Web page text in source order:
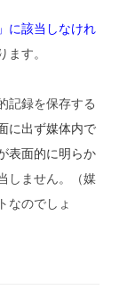
に該当しなけれ
ます。
記録を保存する
に出ず媒体内で
表面的に明らか
しません。（媒
なのでしょ